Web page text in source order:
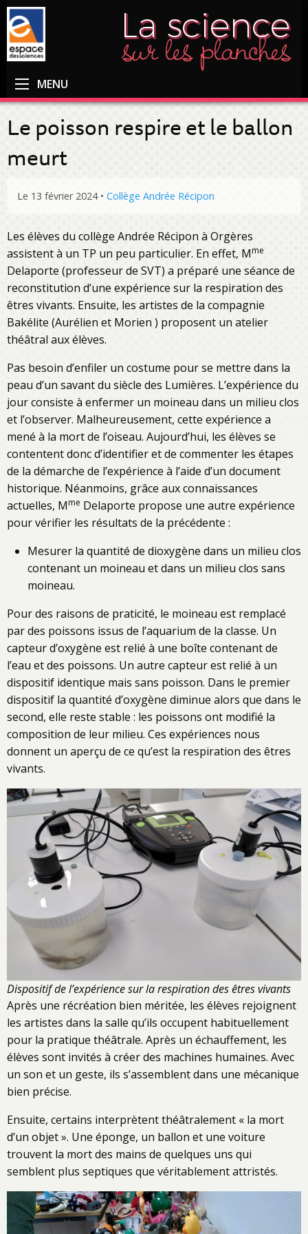
MENU
Le poisson respire et le ballon
meurt
Le 13 février 2024 • Collège Andrée Récipon
Les élèves du collège Andrée Récipon à Orgères
assistent à un TP un peu particulier. En effet, Mme
Delaporte (professeur de SVT) a préparé une séance de
reconstitution d’une expérience sur la respiration des
êtres vivants. Ensuite, les artistes de la compagnie
Bakélite (Aurélien et Morien ) proposent un atelier
théâtral aux élèves.
Pas besoin d’enfiler un costume pour se mettre dans la
peau d’un savant du siècle des Lumières. L’expérience du
jour consiste à enfermer un moineau dans un milieu clos
et l’observer. Malheureusement, cette expérience a
mené à la mort de l’oiseau. Aujourd’hui, les élèves se
contentent donc d’identifier et de commenter les étapes
de la démarche de l’expérience à l’aide d’un document
historique. Néanmoins, grâce aux connaissances
actuelles, Mme Delaporte propose une autre expérience
pour vérifier les résultats de la précédente :
Mesurer la quantité de dioxygène dans un milieu clos
contenant un moineau et dans un milieu clos sans
moineau.
Pour des raisons de praticité, le moineau est remplacé
par des poissons issus de l’aquarium de la classe. Un
capteur d’oxygène est relié à une boîte contenant de
l’eau et des poissons. Un autre capteur est relié à un
dispositif identique mais sans poisson. Dans le premier
dispositif la quantité d’oxygène diminue alors que dans le
second, elle reste stable : les poissons ont modifié la
composition de leur milieu. Ces expériences nous
donnent un aperçu de ce qu’est la respiration des êtres
vivants.
Dispositif de l’expérience sur la respiration des êtres vivants
Après une récréation bien méritée, les élèves rejoignent
les artistes dans la salle qu’ils occupent habituellement
pour la pratique théâtrale. Après un échauffement, les
élèves sont invités à créer des machines humaines. Avec
un son et un geste, ils s’assemblent dans une mécanique
bien précise.
Ensuite, certains interprètent théâtralement « la mort
d’un objet ». Une éponge, un ballon et une voiture
trouvent la mort des mains de quelques uns qui
semblent plus septiques que véritablement attristés.